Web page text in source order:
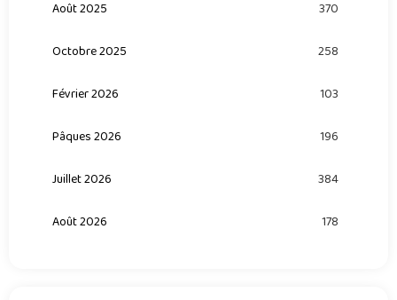
Août 2025 370
Octobre 2025 258
Février 2026 103
Pâques 2026 196
Juillet 2026 384
Août 2026 178